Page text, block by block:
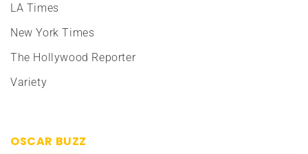
LA Times
New York Times
The Hollywood Reporter
Variety
OSCAR BUZZ